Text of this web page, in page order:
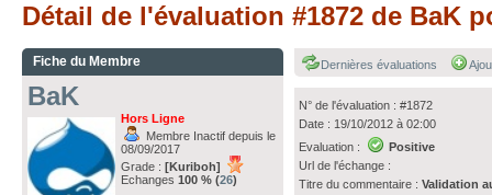
Détail de l'évaluation #1872 de BaK
Fiche du Membre
BaK
Hors Ligne
Membre Inactif depuis le
08/09/2017
Grade : [Kuriboh]
Echanges 100 % (26)
Dernières évaluations
N° de l'évaluation : #1872
Date : 19/10/2012 à 02:00
Evaluation :
Positive
Url de l'échange :
Titre du commentaire :Validation